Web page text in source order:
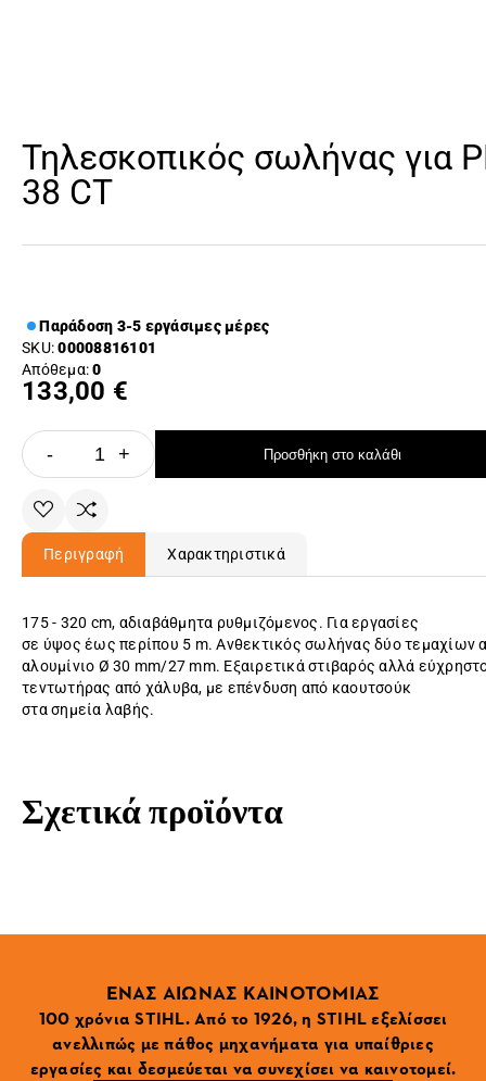
Τηλεσκοπικός σωλήνας για
38 CT
Παράδοση 3-5 εργάσιμες μέρες
SKU:00008816101
Απόθεμα:0
133,00 €
- + Προσθήκη στο καλάθι
Περιγραφή Χαρακτηριστικά
175 - 320 cm, αδιαβάθμητα ρυθμιζόμενος. Για εργασίες
σε ύψος έως περίπου 5 m. Ανθεκτικός σωλήνας δύο τεμαχίων
αλουμίνιο Ø 30 mm/27 mm. Εξαιρετικά στιβαρός αλλά
τεντωτήρας από χάλυβα, με επένδυση από καουτσούκ
στα σημεία λαβής.
Σχετικά προϊόντα
ΕΝΑΣ ΑΙΩΝΑΣ ΚΑΙΝΟΤΟΜΙΑΣ
100 χρόνια STIHL. Από το 1926, η STIHL εξελίσσει
ανελλιπώς με πάθος μηχανήματα για υπαίθριες
εργασίες και δεσμεύεται να συνεχίσει να καινοτομεί.